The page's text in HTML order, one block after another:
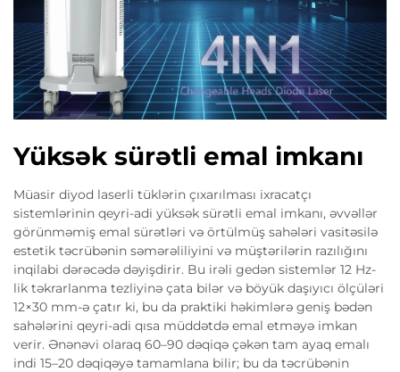
Yüksək sürətli emal imkanı
Müasir diyod laserli tüklərin çıxarılması ixracatçı
sistemlərinin qeyri-adi yüksək sürətli emal imkanı, əvvəllər
görünməmiş emal sürətləri və örtülmüş sahələri vasitəsilə
estetik təcrübənin səmərəliliyini və müştərilərin razılığını
inqilabi dərəcədə dəyişdirir. Bu irəli gedən sistemlər 12 Hz-
lik təkrarlanma tezliyinə çata bilər və böyük daşıyıcı ölçüləri
12×30 mm-ə çatır ki, bu da praktiki həkimlərə geniş bədən
sahələrini qeyri-adi qısa müddətdə emal etməyə imkan
verir. Ənənəvi olaraq 60–90 dəqiqə çəkən tam ayaq emalı
indi 15–20 dəqiqəyə tamamlana bilir; bu da təcrübənin